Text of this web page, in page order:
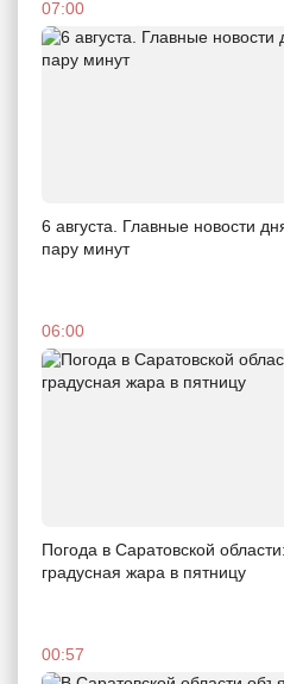
07:00
6 августа. Главные новости
пару минут
06:00
Погода в Саратовской
градусная жара в пятницу
00:57